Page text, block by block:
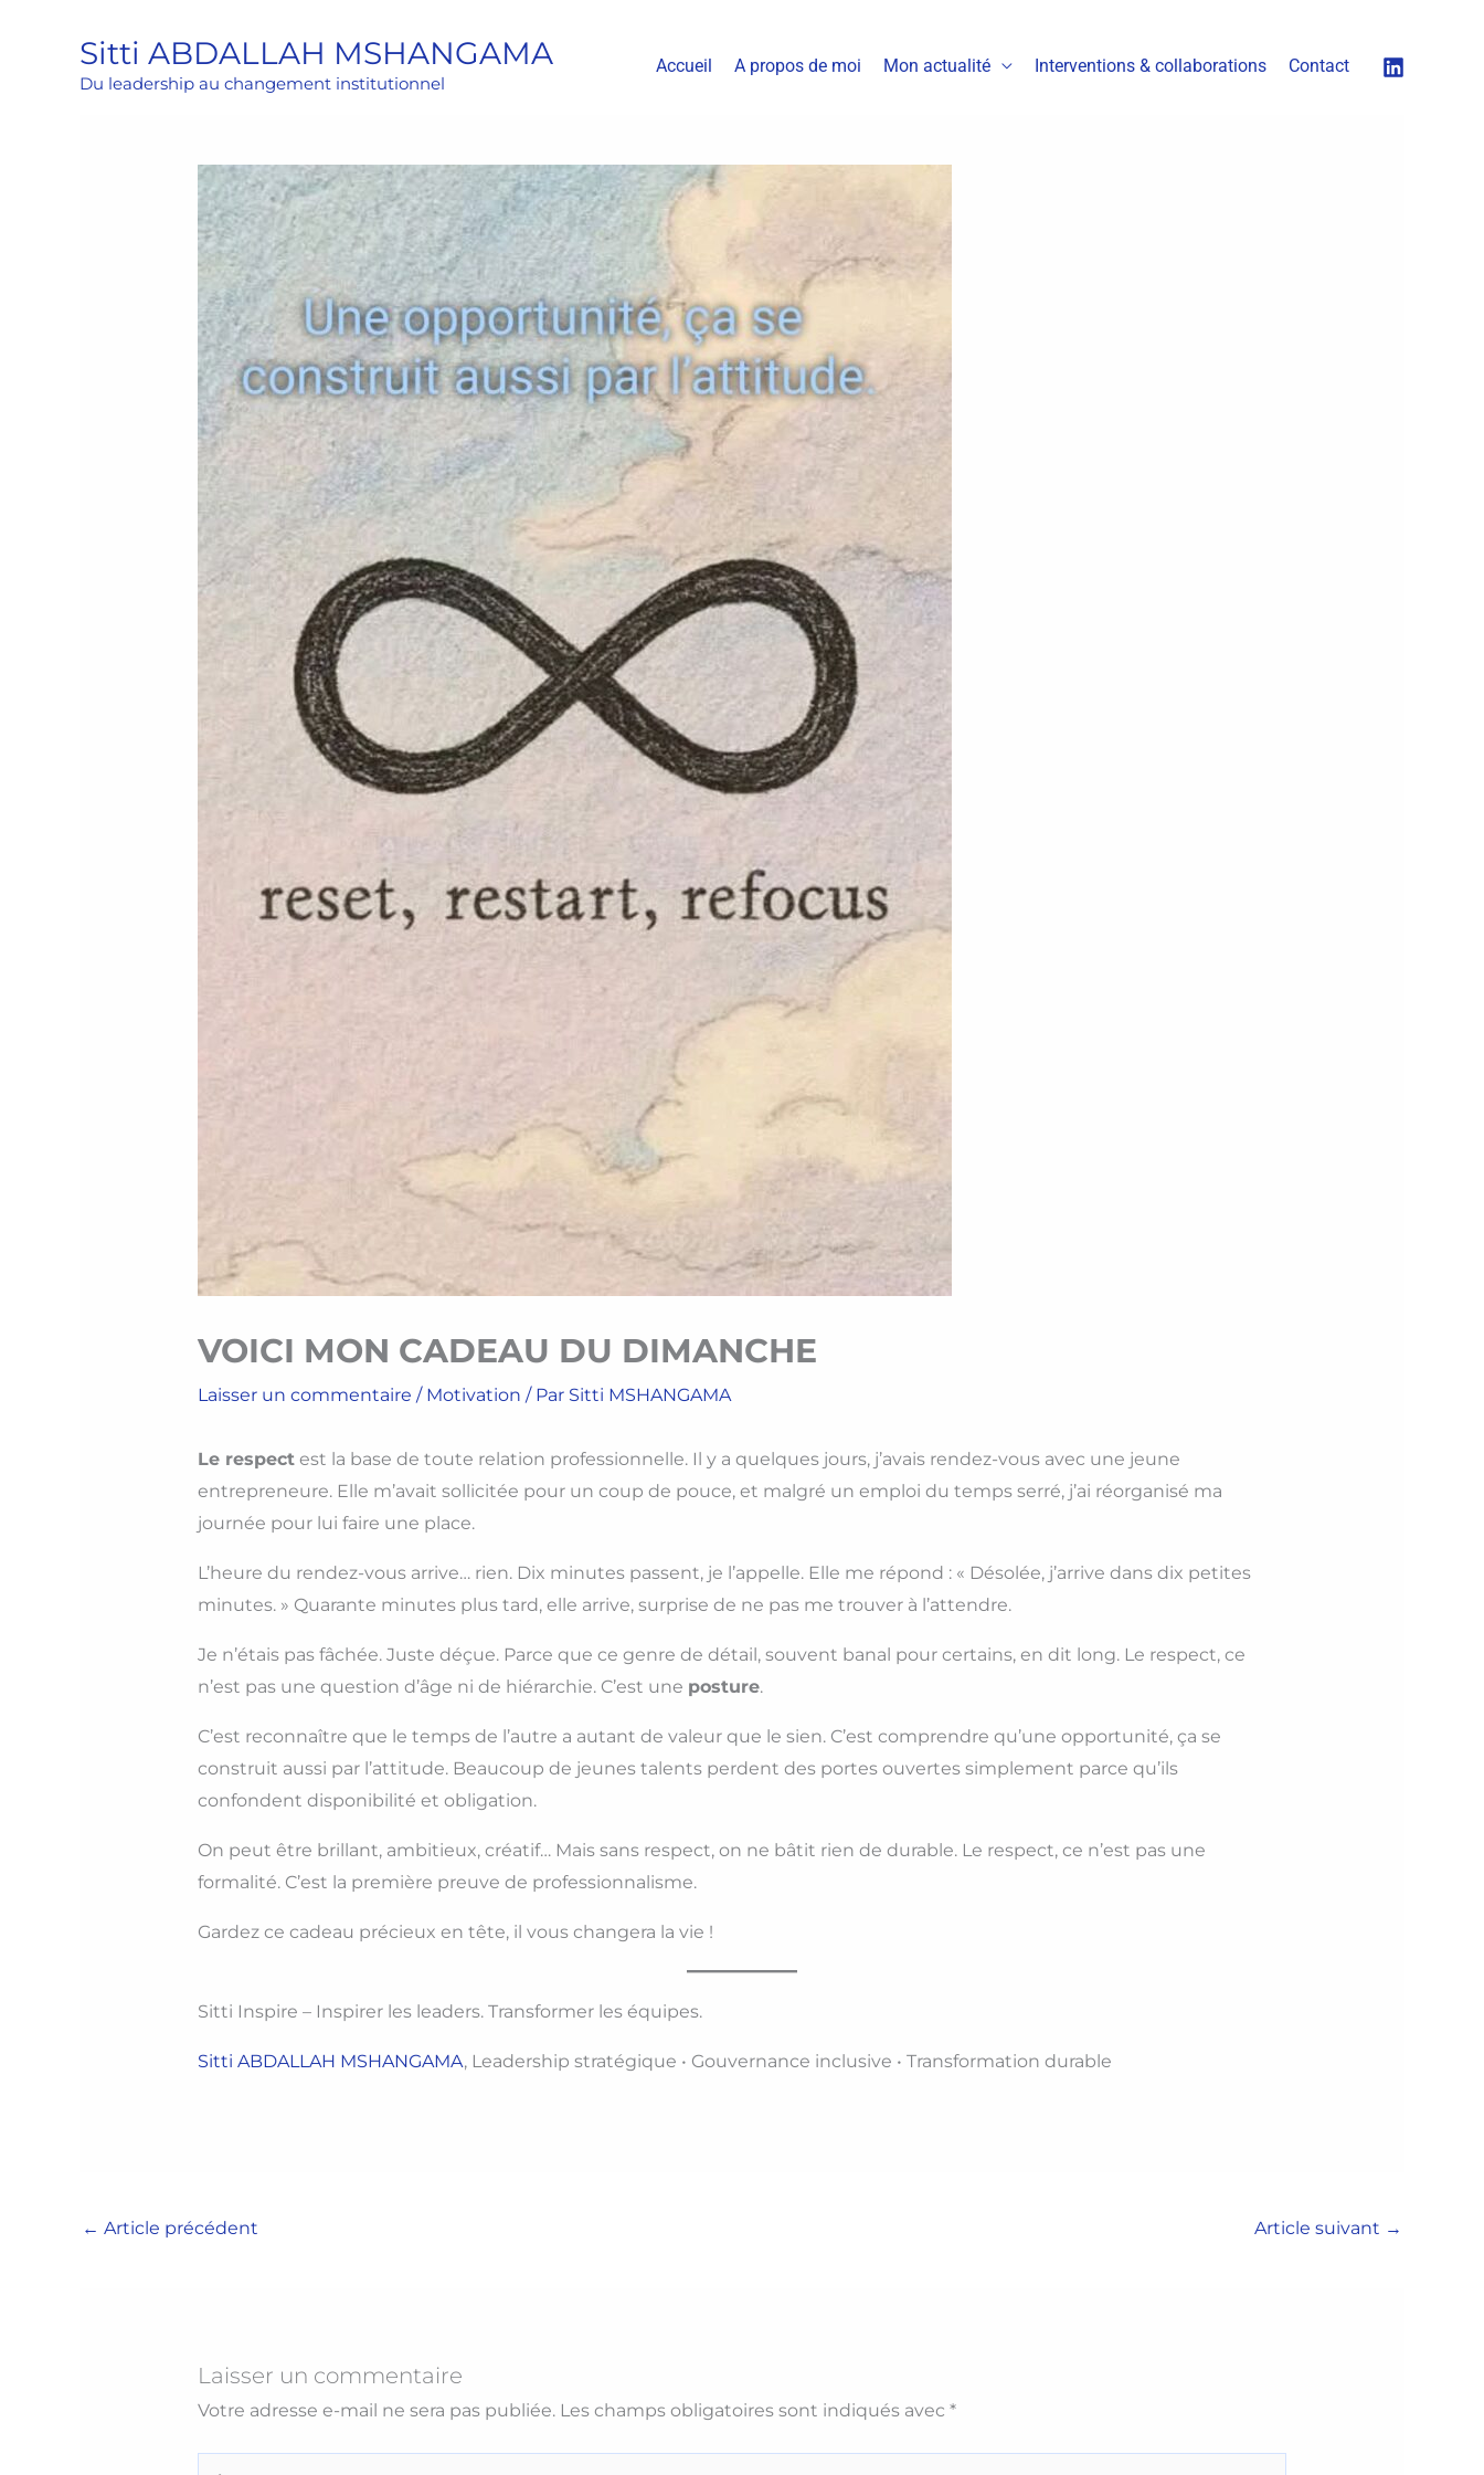
Sitti ABDALLAH MSHANGAMA
Du leadership au changement institutionnel
Accueil A propos de moi Mon actualité Interventions & collaborations Contact
VOICI MON CADEAU DU DIMANCHE
Laisser un commentaire / Motivation / Par Sitti MSHANGAMA
Le respectest la base de toute relation professionnelle. Il y a quelques jours, j’avais rendez-vous avec une jeune
entrepreneure. Elle m’avait sollicitée pour un coup de pouce, et malgré un emploi du temps serré, j’ai réorganisé ma
journée pour lui faire une place.
L’heure du rendez-vous arrive… rien. Dix minutes passent, je l’appelle. Elle me répond : « Désolée, j’arrive dans dix petites
minutes. » Quarante minutes plus tard, elle arrive, surprise de ne pas me trouver à l’attendre.
Je n’étais pas fâchée. Juste déçue. Parce que ce genre de détail, souvent banal pour certains, en dit long. Le respect, ce
n’est pas une question d’âge ni de hiérarchie. C’est une posture.
C’est reconnaître que le temps de l’autre a autant de valeur que le sien. C’est comprendre qu’une opportunité, ça se
construit aussi par l’attitude. Beaucoup de jeunes talents perdent des portes ouvertes simplement parce qu’ils
confondent disponibilité et obligation.
On peut être brillant, ambitieux, créatif… Mais sans respect, on ne bâtit rien de durable. Le respect, ce n’est pas une
formalité. C’est la première preuve de professionnalisme.
Gardez ce cadeau précieux en tête, il vous changera la vie !
Sitti Inspire – Inspirer les leaders. Transformer les équipes.
Sitti ABDALLAH MSHANGAMA, Leadership stratégique • Gouvernance inclusive • Transformation durable
← Article précédent Article suivant →
Laisser un commentaire
Votre adresse e-mail ne sera pas publiée. Les champs obligatoires sont indiqués avec *